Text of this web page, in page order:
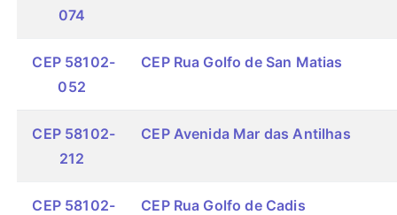
074
CEP 58102-
052
CEP Rua Golfo de San Matias
CEP 58102-
212
CEP Avenida Mar das Antilhas
CEP 58102-
CEP Rua Golfo de Cadis